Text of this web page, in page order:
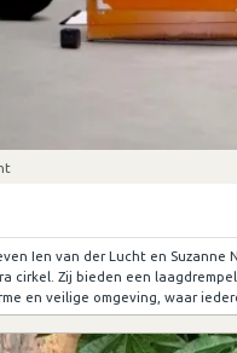
Ien van der Lucht en Suzanne
cirkel. Zij bieden een
en veilige omgeving, waar